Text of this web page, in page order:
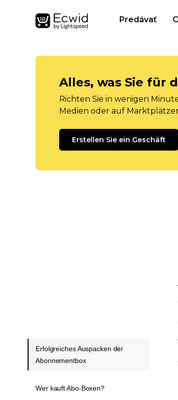
Predávať
Alles, was Sie für
Richten Sie in wenigen
Medien oder auf
Erstellen Sie ein Geschäft
Erfolgreiches Auspacken der
Abonnementbox
Wer kauft Abo-Boxen?